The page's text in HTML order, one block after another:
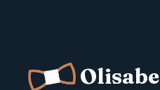
Olisabe